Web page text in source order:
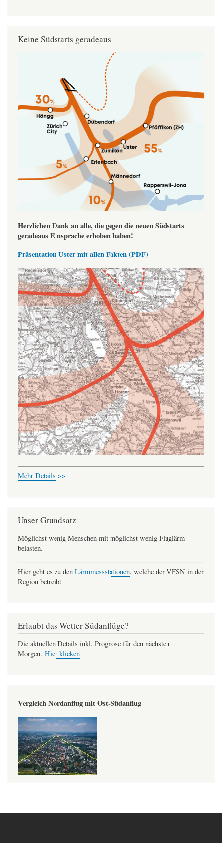
Keine Südstarts geradeaus
Herzlichen Dank an alle, die gegen die neuen Südstarts
geradeaus Einsprache erhoben haben!
Präsentation Uster mit allen Fakten (PDF)
Mehr Details >>
Unser Grundsatz
Möglichst wenig Menschen mit möglichst wenig Fluglärm
belasten.
Hier geht es zu den Lärmmessstationen, welche der VFSN in der
Region betreibt
Erlaubt das Wetter Südanflüge?
Die aktuellen Details inkl. Prognose für den nächsten
Morgen. Hier klicken
Vergleich Nordanflug mit Ost-Südanflug